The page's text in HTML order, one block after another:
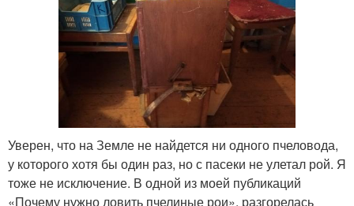
Уверен, что на Земле не найдется ни одного пчеловода,
у которого хотя бы один раз, но с пасеки не улетал рой. Я
тоже не исключение. В одной из моей публикаций
«Почему нужно ловить пчелиные рои», разгорелась